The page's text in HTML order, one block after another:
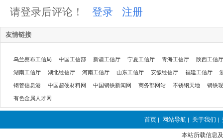
请登录后评论！ 登录 注册
友情链接
乌兰察布工信局 中国工信部 新疆工信厅 宁夏工信厅 青海工信厅 陕西工信厅
湖南工信厅 湖北经信厅 河南工信厅 山东工信厅 安徽经信厅 福建工信厅
钢管信息港 中国超硬材料网 中国钢铁新闻网 商务部网站 不锈钢天地 钢铁
有色金属人才网
首页 | 网站导航 | 关于我们 |
本站所载信息